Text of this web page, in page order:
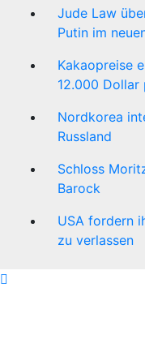
Jude Law
Putin im
Kakaopreise
12.000 Dollar
Nordkorea
Russland
Schloss
Barock
USA fordern
zu verlassen